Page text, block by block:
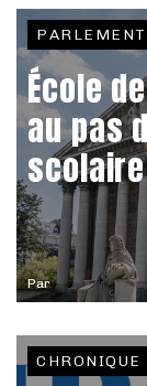
Par
École
au pas
scolaire
CHRONIQUE